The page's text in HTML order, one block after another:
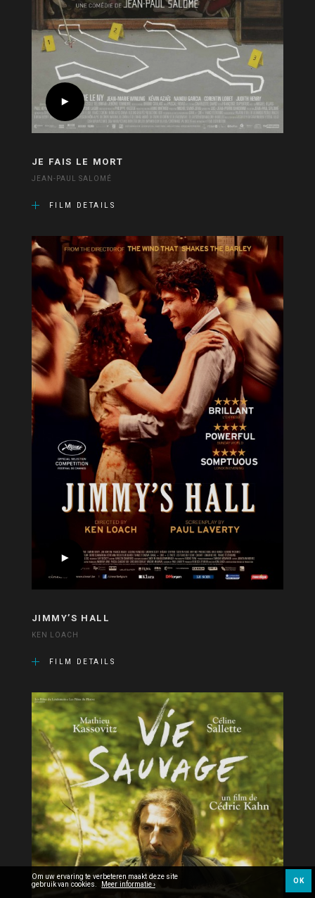
JE FAIS LE MORT
JEAN-PAUL SALOMÉ
FILM DETAILS
JIMMY’S HALL
KEN LOACH
FILM DETAILS
Om uw ervaring te verbeteren maakt deze site
gebruik van cookies. Meer informatie › OK